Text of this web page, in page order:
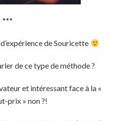
***
de Souricette
de ce type de méthode ?
et intéressant face à la «
prix » non ?!